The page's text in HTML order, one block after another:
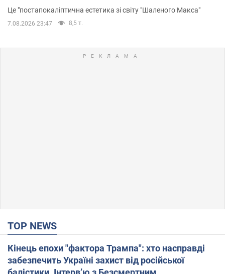
Це "постапокаліптична естетика зі світу "Шаленого Макса"
7.08.2026 23:47 8,5 т.
TOP NEWS
Кінець епохи "фактора Трампа": хто насправді
забезпечить Україні захист від російської